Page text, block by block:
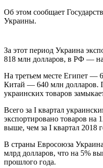
Об этом сообщает
Украины.
За этот период Украина
818 млн долларов, в РФ —
На третьем месте Египет —
Китай — 640 млн долларов.
украинских товаров
Всего за I квартал
экспортировано товаров на
выше, чем за I квартал 2018
В страны Евросоюза
млрд долларов, что на 5%
прошлого года.